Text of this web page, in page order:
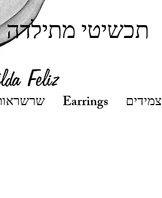
תכשיטי מתילדה
Earrings צמידים